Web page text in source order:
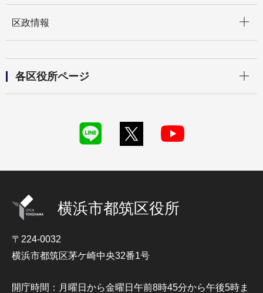
区政情報
各区役所ページ
横浜市都筑区役所
〒224-0032
横浜市都筑区茅ケ崎中央32番1号
開庁時間：月曜日から金曜日午前8時45分から午後5時ま